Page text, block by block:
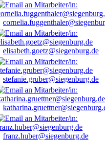
elisabeth.goetz@siegenburg.de
stefanie.gruber@siegenburg.de
franz.huber@siegenburg.de